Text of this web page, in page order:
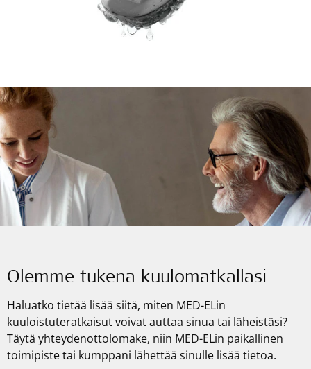
Olemme tukena kuulomatkallasi
Haluatko tietää lisää siitä, miten MED-ELin
kuuloistuteratkaisut voivat auttaa sinua tai läheistäsi?
Täytä yhteydenottolomake, niin MED-ELin paikallinen
toimipiste tai kumppani lähettää sinulle lisää tietoa.